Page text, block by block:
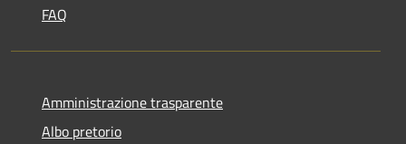
FAQ
Amministrazione trasparente
Albo pretorio